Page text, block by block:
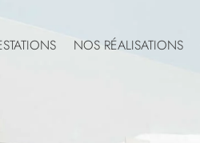
NOS RÉALISATIONS